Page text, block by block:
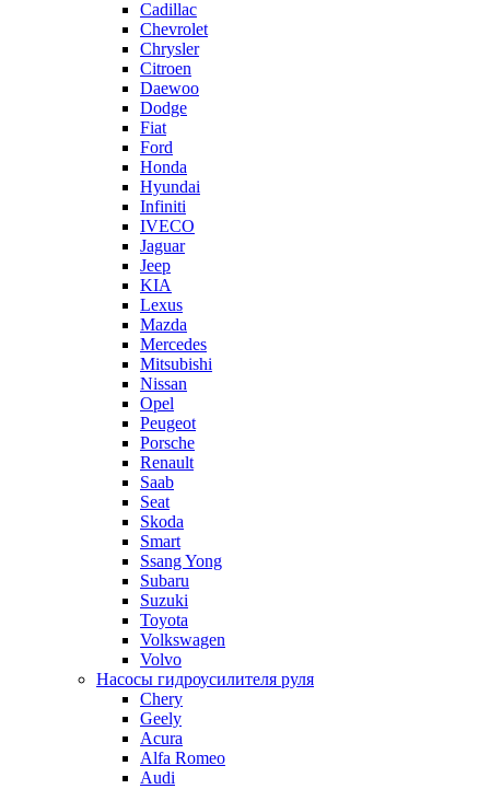
Cadillac
Chevrolet
Chrysler
Citroen
Daewoo
Dodge
Fiat
Ford
Honda
Hyundai
Infiniti
IVECO
Jaguar
Jeep
KIA
Lexus
Mazda
Mercedes
Mitsubishi
Nissan
Opel
Peugeot
Porsche
Renault
Saab
Seat
Skoda
Smart
Ssang Yong
Subaru
Suzuki
Toyota
Volkswagen
Volvo
Насосы гидроусилителя руля
Chery
Geely
Acura
Alfa Romeo
Audi